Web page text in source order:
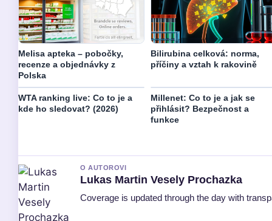
Melisa apteka – pobočky,
recenze a objednávky z
Polska
Bilirubina celková: norma,
příčiny a vztah k rakovině
WTA ranking live: Co to je a
kde ho sledovat? (2026)
Millenet: Co to je a jak se
přihlásit? Bezpečnost a
funkce
O AUTOROVI
Lukas Martin Vesely Prochazka
Coverage is updated through the day with